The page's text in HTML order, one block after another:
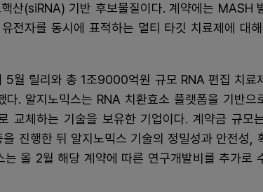
산(siRNA) 기반 후보물질이다. 계약에는 MASH
전자를 동시에 표적하는 멀티 타깃 치료제에 대
5월 릴리와 총 1조9000억원 규모 RNA 편집 치료
다. 알지노믹스는 RNA 치환효소 플랫폼을 기반
교체하는 기술을 보유한 기업이다. 계약금 규모
진행한 뒤 알지노믹스 기술의 정밀성과 안전성,
는 올 2월 해당 계약에 따른 연구개발비를 추가로